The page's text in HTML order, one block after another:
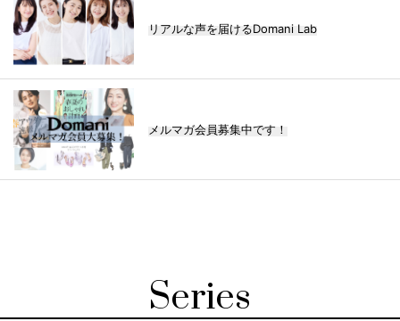
リアルな声を届けるDomani Lab
メルマガ会員募集中です！
Series